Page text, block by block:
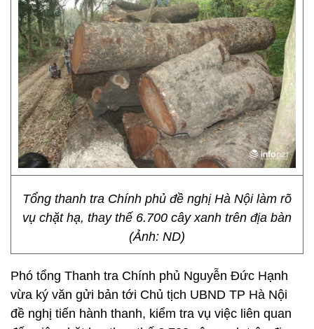
Tổng thanh tra Chính phủ đề nghị Hà Nội làm rõ
vụ chặt hạ, thay thế 6.700 cây xanh trên địa bàn
(Ảnh: ND)
Phó tổng Thanh tra Chính phủ Nguyễn Đức Hạnh
vừa ký văn gửi bản tới Chủ tịch UBND TP Hà Nội
đề nghị tiến hành thanh, kiểm tra vụ việc liên quan